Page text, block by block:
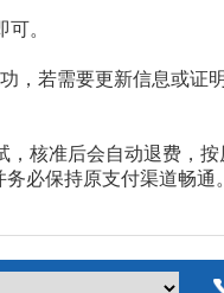
。
，若需要更新信息或证
核准后会自动退费，按
必保持原支付渠道畅通。